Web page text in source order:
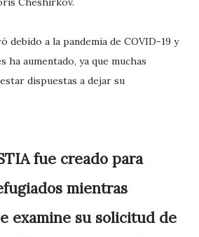
debido a la pandemia de COVID-19 y
ha aumentado, ya que muchas
dispuestas a dejar su
fue creado para
mientras
examine su solicitud de